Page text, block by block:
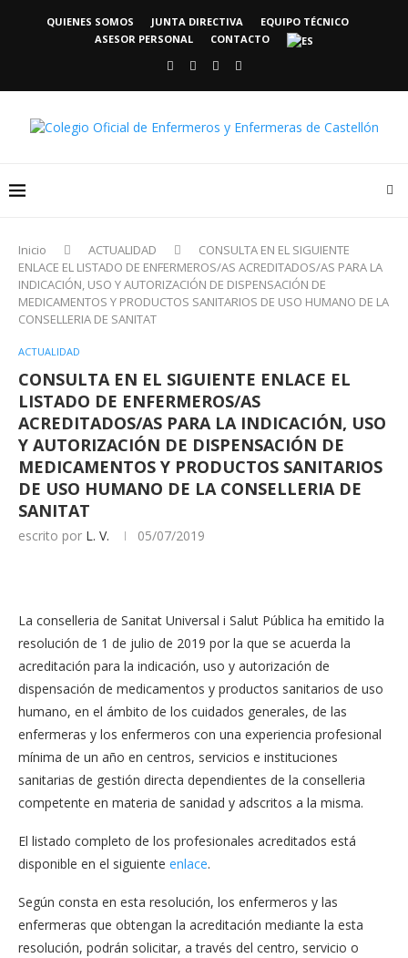
QUIENES SOMOS JUNTA DIRECTIVA
EQUIPO TÉCNICO
ASESOR PERSONAL
CONTACTO
Inicio ACTUALIDAD
CONSULTA EN EL SIGUIENTE
ENLACE EL LISTADO DE ENFERMEROS/AS ACREDITADOS/AS PARA LA
INDICACIÓN, USO Y AUTORIZACIÓN DE DISPENSACIÓN DE
MEDICAMENTOS Y PRODUCTOS SANITARIOS DE USO HUMANO DE LA
CONSELLERIA DE SANITAT
ACTUALIDAD
CONSULTA EN EL SIGUIENTE ENLACE EL
LISTADO DE ENFERMEROS/AS
ACREDITADOS/AS PARA LA INDICACIÓN, USO
Y AUTORIZACIÓN DE DISPENSACIÓN DE
MEDICAMENTOS Y PRODUCTOS SANITARIOS
DE USO HUMANO DE LA CONSELLERIA DE
SANITAT
escrito por L. V. 05/07/2019
La conselleria de Sanitat Universal i Salut Pública ha emitido la
resolución de 1 de julio de 2019 por la que se acuerda la
acreditación para la indicación, uso y autorización de
dispensación de medicamentos y productos sanitarios de uso
humano, en el ámbito de los cuidados generales, de las
enfermeras y los enfermeros con una experiencia profesional
mínima de un año en centros, servicios e instituciones
sanitarias de gestión directa dependientes de la conselleria
competente en materia de sanidad y adscritos a la misma.
El listado completo de los profesionales acreditados está
disponible en el siguiente enlace.
Según consta en esta resolución, los enfermeros y las
enfermeras que obtengan la acreditación mediante la esta
resolución, podrán solicitar, a través del centro, servicio o